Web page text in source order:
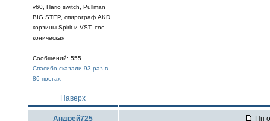
v60, Hario switch, Pullman
BIG STEP, спирограф AKD,
корзины Spirit и VST, cnc
коническая
Сообщений: 555
Спасибо сказали 93 раз в
86 постах
Наверх
Андрей725 Пн